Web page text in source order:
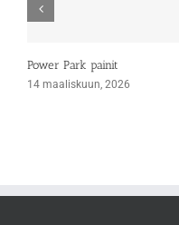
Power Park painit
14 maaliskuun, 2026